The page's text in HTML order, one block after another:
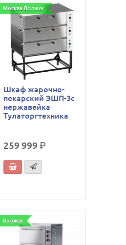
Москва Волжск
Шкаф жарочно-
пекарский ЭШП-3с
нержавейка
Тулаторгтехника
259 999 р.
Волжск